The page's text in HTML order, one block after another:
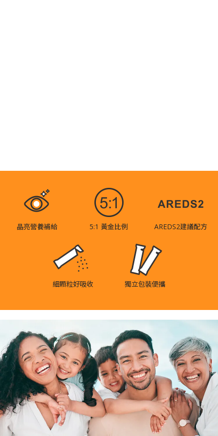
晶亮營養補給 5:1 黃金比例 AREDS2建議配方
細顆粒好吸收 獨立包裝便攜